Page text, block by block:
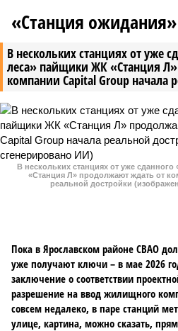
В нескольких станциях от уже
леса» пайщики ЖК «Станция
компании Capital Group начала
«Станция
В нескольких станциях от уже
«Станция Л» продолжают ждать от
реальной достройки
Пока в Ярославском районе СВАО
уже получают ключи – в мае 2026
заключение о соответствии
разрешение на ввод жилищного
совсем недалеко, в паре станций
улице, картина, можно сказать,